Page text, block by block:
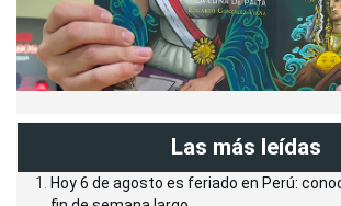
Las más leídas
Hoy 6 de agosto es feriado en Perú: